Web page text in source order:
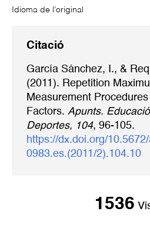
Idioma de l’original
Citació
García Sánchez, I., &
(2011). Repetition
Measurement
Factors. Apunts.
Deportes, 104, 96-105.
https://dx.doi.org/
0983.es.(2011/2).104.10
1536